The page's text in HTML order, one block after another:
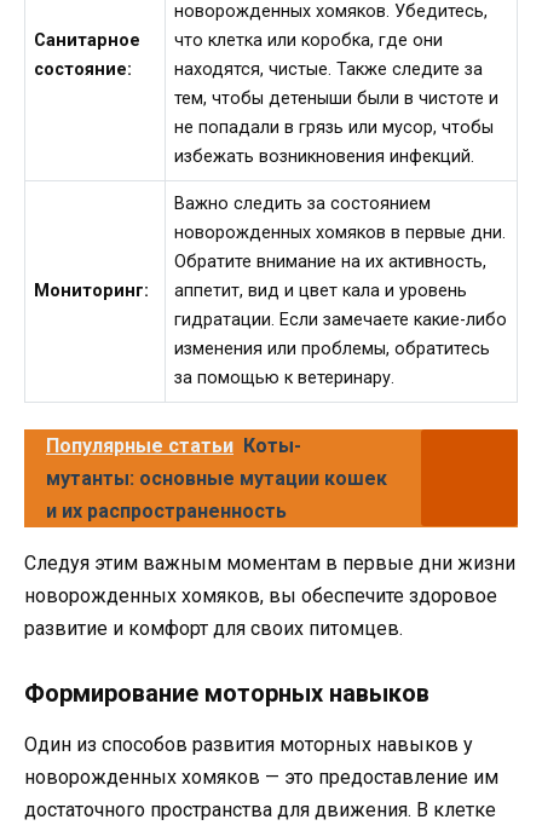
Санитарное
состояние:
новорожденных хомяков. Убедитесь,
что клетка или коробка, где они
находятся, чистые. Также следите за
тем, чтобы детеныши были в чистоте и
не попадали в грязь или мусор, чтобы
избежать возникновения инфекций.
Мониторинг:
Важно следить за состоянием
новорожденных хомяков в первые дни.
Обратите внимание на их активность,
аппетит, вид и цвет кала и уровень
гидратации. Если замечаете какие-либо
изменения или проблемы, обратитесь
за помощью к ветеринару.
Популярные статьи Коты-
мутанты: основные мутации кошек
и их распространенность
Следуя этим важным моментам в первые дни жизни
новорожденных хомяков, вы обеспечите здоровое
развитие и комфорт для своих питомцев.
Формирование моторных навыков
Один из способов развития моторных навыков у
новорожденных хомяков — это предоставление им
достаточного пространства для движения. В клетке